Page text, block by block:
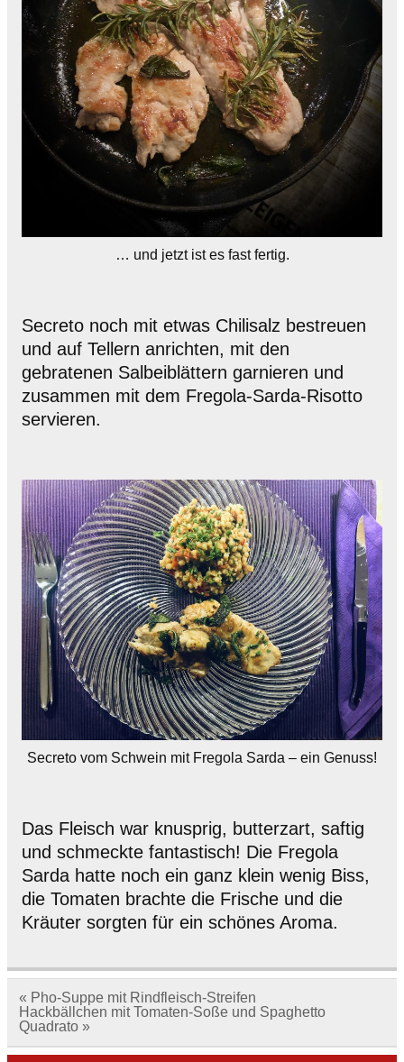
… und jetzt ist es fast fertig.
Secreto noch mit etwas Chilisalz bestreuen
und auf Tellern anrichten, mit den
gebratenen Salbeiblättern garnieren und
zusammen mit dem Fregola-Sarda-Risotto
servieren.
Secreto vom Schwein mit Fregola Sarda – ein Genuss!
Das Fleisch war knusprig, butterzart, saftig
und schmeckte fantastisch! Die Fregola
Sarda hatte noch ein ganz klein wenig Biss,
die Tomaten brachte die Frische und die
Kräuter sorgten für ein schönes Aroma.
Beitragsnavigation
« Pho-Suppe mit Rindfleisch-Streifen
Hackbällchen mit Tomaten-Soße und Spaghetto
Quadrato »